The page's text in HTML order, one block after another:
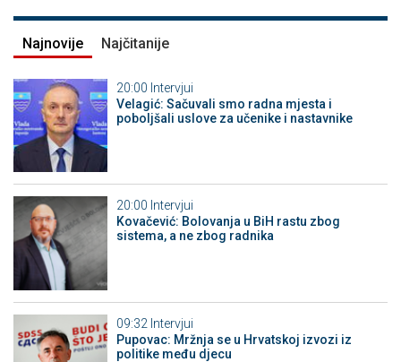
Najnovije Najčitanije
20:00 Intervjui
Velagić: Sačuvali smo radna mjesta i
poboljšali uslove za učenike i nastavnike
20:00 Intervjui
Kovačević: Bolovanja u BiH rastu zbog
sistema, a ne zbog radnika
09:32 Intervjui
Pupovac: Mržnja se u Hrvatskoj izvozi iz
politike među djecu